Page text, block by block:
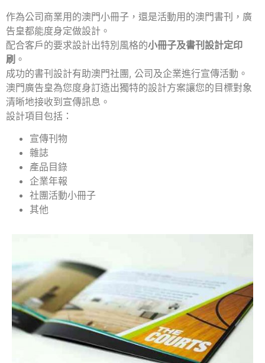
作為公司商業用的澳門小冊子，還是活動用的澳門書刊，廣
告皇都能度身定做設計。
配合客戶的要求設計出特別風格的小冊子及書刊設計定印
刷 。
成功的書刊設計有助澳門社團, 公司及企業進行宣傳活動。
澳門廣告皇為您度身訂造出獨特的設計方案讓您的目標對象
清晰地接收到宣傳訊息。
設計項目包括：
宣傳刊物
雜誌
產品目錄
企業年報
社團活動小冊子
其他